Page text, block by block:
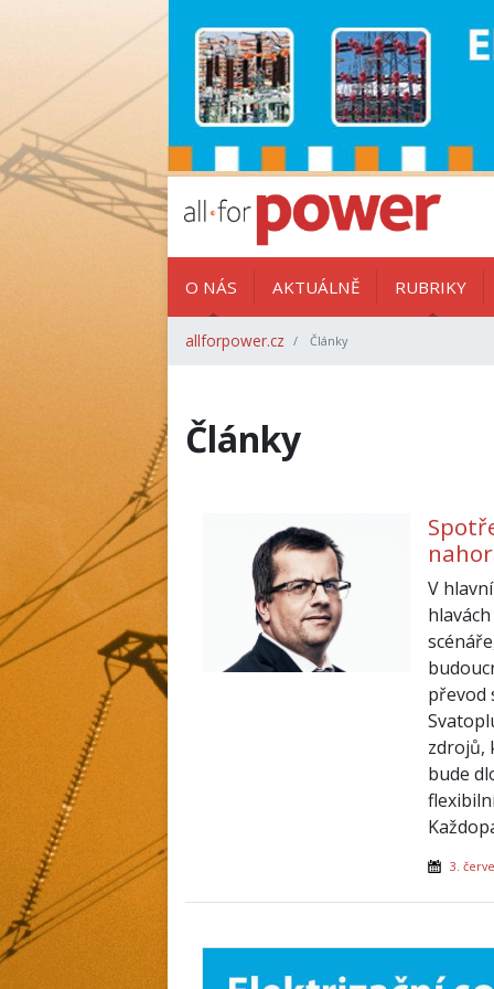
O NÁS AKTUÁLNĚ RUBRIKY
allforpower.cz Články
Články
V
převod
zdrojů,
bude
3.